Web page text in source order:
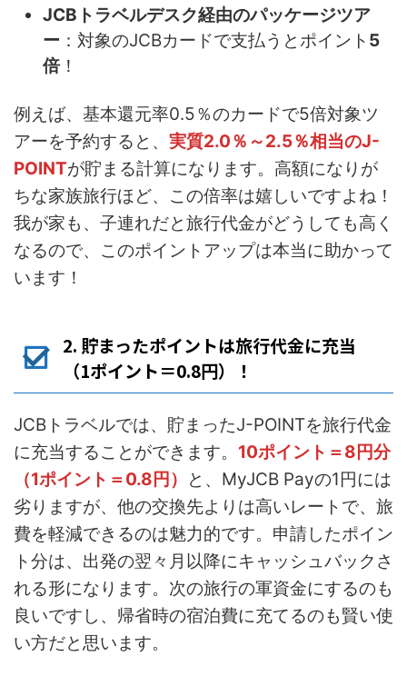
JCBトラベルデスク経由のパッケージツア
ー ：対象のJCBカードで支払うとポイント 5
倍！
例えば、基本還元率0.5％のカードで5倍対象ツ
アーを予約すると、 実質2.0％～2.5％相当のJ-
POINTが貯まる計算になります。高額になりが
ちな家族旅行ほど、この倍率は嬉しいですよね！
我が家も、子連れだと旅行代金がどうしても高く
なるので、このポイントアップは本当に助かって
います！
2. 貯まったポイントは旅行代金に充当
（1ポイント＝0.8円）！
JCBトラベルでは、貯まったJ-POINTを旅行代金
に充当することができます。 10ポイント＝8円分
（1ポイント＝0.8円）
と、MyJCB Payの1円には
劣りますが、他の交換先よりは高いレートで、旅
費を軽減できるのは魅力的です。申請したポイン
ト分は、出発の翌々月以降にキャッシュバックさ
れる形になります。次の旅行の軍資金にするのも
良いですし、帰省時の宿泊費に充てるのも賢い使
い方だと思います。